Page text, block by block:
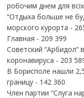
робочим днем для всіх
“Отдыха больше не
морского курорта -
Главная - 209 399
Советский “Арбидол”
коронавируса - 203
В Борисполе нашли
границу- 142 360
Член партии “Слуга